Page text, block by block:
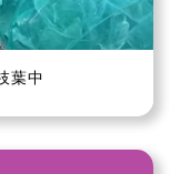
葉中